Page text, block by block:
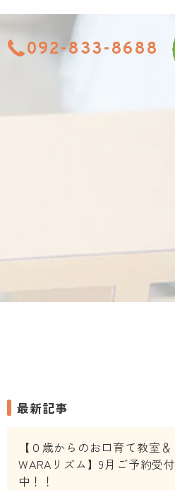
092-833-8688
最新記事
【０歳からのお口育て教室＆
WARAリズム】9月ご予約受付
中！！